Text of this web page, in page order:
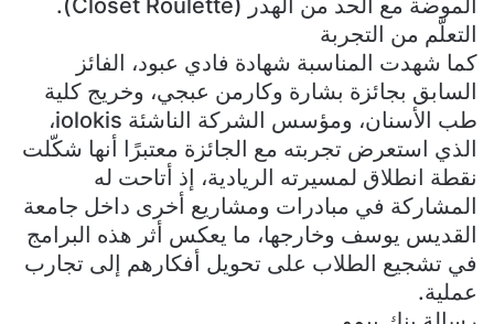
الموضة مع الحد من الهدر (Closet Roulette).
التعلّم من التجربة
كما شهدت المناسبة شهادة فادي عبود، الفائز
السابق بجائزة بشارة وكارمن عبجي، وخريج كلية
طب الأسنان، ومؤسس الشركة الناشئة iolokis،
الذي استعرض تجربته مع الجائزة معتبرًا أنها شكّلت
نقطة انطلاق لمسيرته الريادية، إذ أتاحت له
المشاركة في مبادرات ومشاريع أخرى داخل جامعة
القديس يوسف وخارجها، ما يعكس أثر هذه البرامج
في تشجيع الطلاب على تحويل أفكارهم إلى تجارب
عملية.